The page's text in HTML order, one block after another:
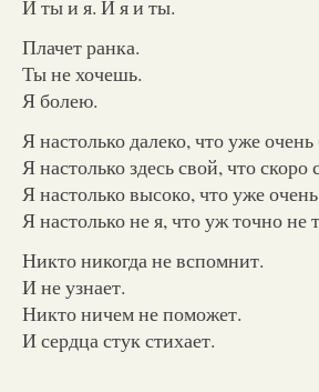
И ты и я. И я и ты.
Плачет ранка.
Ты не хочешь.
Я болею.
Я настолько далеко, что уже очень
Я настолько здесь свой, что
Я настолько высоко, что уже
Я настолько не я, что уж точно не
Никто никогда не вспомнит.
И не узнает.
Никто ничем не поможет.
И сердца стук стихает.